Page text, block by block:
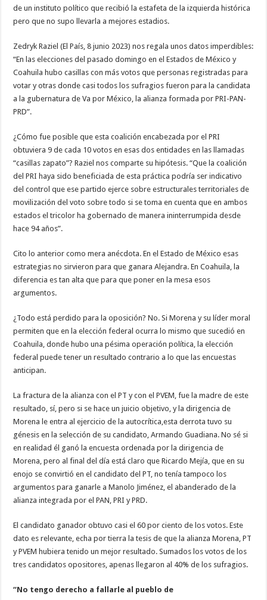
de un instituto político que recibió la estafeta de la izquierda histórica
pero que no supo llevarla a mejores estadios.
Zedryk Raziel (El País, 8 junio 2023) nos regala unos datos imperdibles:
“En las elecciones del pasado domingo en el Estados de México y
Coahuila hubo casillas con más votos que personas registradas para
votar y otras donde casi todos los sufragios fueron para la candidata
a la gubernatura de Va por México, la alianza formada por PRI-PAN-
PRD”.
¿Cómo fue posible que esta coalición encabezada por el PRI
obtuviera 9 de cada 10 votos en esas dos entidades en las llamadas
“casillas zapato”? Raziel nos comparte su hipótesis. “Que la coalición
del PRI haya sido beneficiada de esta práctica podría ser indicativo
del control que ese partido ejerce sobre estructurales territoriales de
movilización del voto sobre todo si se toma en cuenta que en ambos
estados el tricolor ha gobernado de manera ininterrumpida desde
hace 94 años”.
Cito lo anterior como mera anécdota. En el Estado de México esas
estrategias no sirvieron para que ganara Alejandra. En Coahuila, la
diferencia es tan alta que para que poner en la mesa esos
argumentos.
¿Todo está perdido para la oposición? No. Si Morena y su líder moral
permiten que en la elección federal ocurra lo mismo que sucedió en
Coahuila, donde hubo una pésima operación política, la elección
federal puede tener un resultado contrario a lo que las encuestas
anticipan.
La fractura de la alianza con el PT y con el PVEM, fue la madre de este
resultado, sí, pero si se hace un juicio objetivo, y la dirigencia de
Morena le entra al ejercicio de la autocrítica,esta derrota tuvo su
génesis en la selección de su candidato, Armando Guadiana. No sé si
en realidad él ganó la encuesta ordenada por la dirigencia de
Morena, pero al final del día está claro que Ricardo Mejía, que en su
enojo se convirtió en el candidato del PT, no tenía tampoco los
argumentos para ganarle a Manolo Jiménez, el abanderado de la
alianza integrada por el PAN, PRI y PRD.
El candidato ganador obtuvo casi el 60 por ciento de los votos. Este
dato es relevante, echa por tierra la tesis de que la alianza Morena, PT
y PVEM hubiera tenido un mejor resultado. Sumados los votos de los
tres candidatos opositores, apenas llegaron al 40% de los sufragios.
“No tengo derecho a fallarle al pueblo de